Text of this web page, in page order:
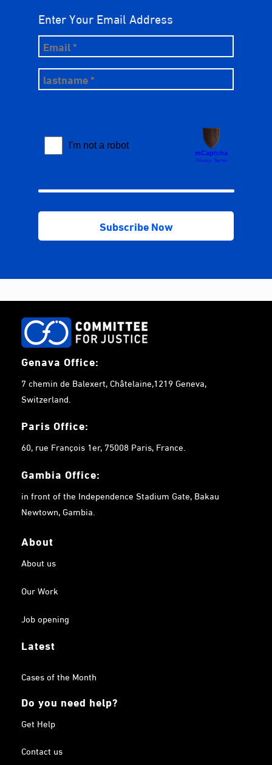
Enter Your Email Address
Genava Office:
7 chemin de Balexert, Châtelaine,1219 Geneva,
Switzerland.
Paris Office:
60, rue François 1er, 75008 Paris, France.
Gambia Office:
in front of the Independence Stadium Gate, Bakau
Newtown, Gambia.
About
About us
Our Work
Job opening
Latest
Cases of the Month
Do you need help?
Get Help
Contact us